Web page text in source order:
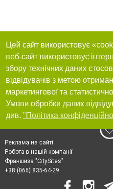
Цей сайт використовує
веб-сайт використовує
збору технічних даних
відвідувачів з метою
маркетингової та
Умови обробки даних
див. "Політика
Реклама на сайті
Робота в нашій компанії
Франшиза "CitySites"
+38 (066) 835-64-29